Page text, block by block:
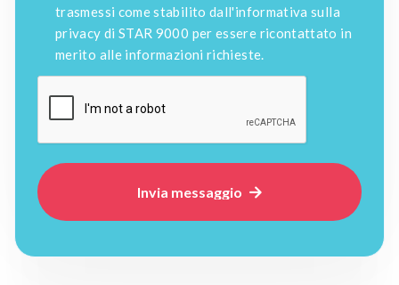
trasmessi come stabilito dall'informativa sulla
privacy di STAR 9000 per essere ricontattato in
merito alle informazioni richieste.
